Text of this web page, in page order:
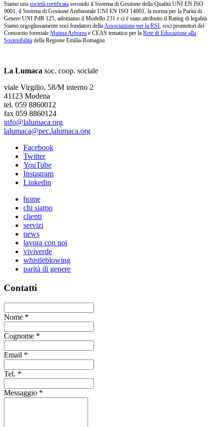
Siamo una società certificata secondo il Sistema di Gestione della Qualità UNI EN ISO
9001, il Sistema di Gestione Ambientale UNI EN ISO 14001, la norma per la Parità di
Genere UNI PdR 125, adottiamo il Modello 231 e ci è stato attribuito il Rating di legalità.
Siamo orgogliosamente soci fondatori dellaAssociazione per la RSI, soci promotori del
Consorzio forestale Mutina Arborea e CEAS tematico per la Rete di Educazione alla
Sostenibilità della Regione Emilia-Romagna
La Lumaca soc. coop. sociale
viale Virgilio, 58/M interno 2
41123 Modena
tel. 059 8860012
fax 059 8860124
info@lalumaca.org
lalumaca@pec.lalumaca.org
Facebook
Twitter
YouTube
Instagram
Linkedin
home
chi siamo
clienti
servizi
news
lavora con noi
viviverde
whistleblowing
parità di genere
Contatti
Nome *
Cognome *
Email *
Tel. *
Messaggio *